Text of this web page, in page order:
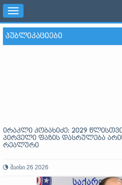
Toggle
navigation
ᲞᲣᲑᲚᲘᲙᲐᲪᲘᲔᲑᲘ
ირაკლი კობახიძე: 2029
პირველი ფაზის დასრულება
რეალური
მაისი 26 2026